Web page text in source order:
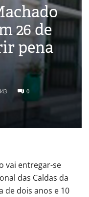
26 de
pena
0
vai entregar-se
das Caldas da
de dois anos e 10